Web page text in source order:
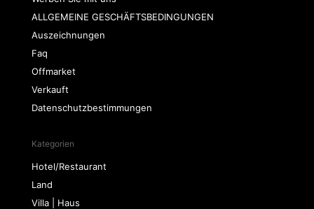
ALLGEMEINE GESCHÄFTSBEDINGUNGEN
Auszeichnungen
Faq
Offmarket
Verkauft
Datenschutzbestimmungen
Kategorien
Hotel/Restaurant
Land
Villa | Haus